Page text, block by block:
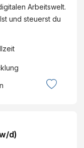
Arbeitswelt.
und steuerst du
d)